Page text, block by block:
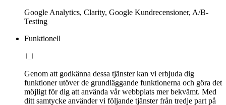
Google Analytics, Clarity, Google Kundrecensioner, A/B-
Testing
Funktionell
Genom att godkänna dessa tjänster kan vi erbjuda dig
funktioner utöver de grundläggande funktionerna och göra det
möjligt för dig att använda vår webbplats mer bekvämt. Med
ditt samtycke använder vi följande tjänster från tredje part på